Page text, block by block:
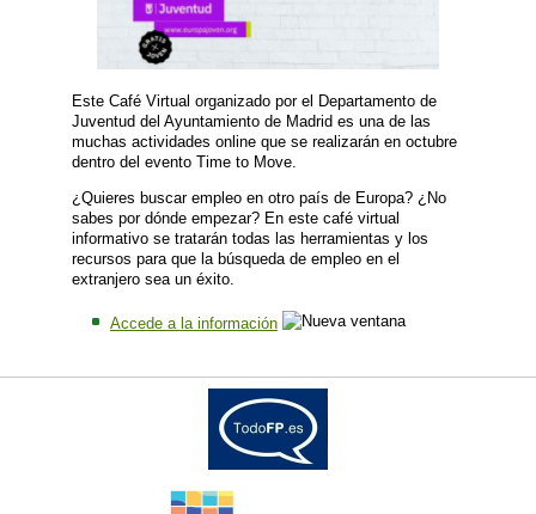
Este Café Virtual organizado por el Departamento de
Juventud del Ayuntamiento de Madrid es una de las
muchas actividades online que se realizarán en octubre
dentro del evento Time to Move.
¿Quieres buscar empleo en otro país de Europa? ¿No
sabes por dónde empezar? En este café virtual
informativo se tratarán todas las herramientas y los
recursos para que la búsqueda de empleo en el
extranjero sea un éxito.
Accede a la información